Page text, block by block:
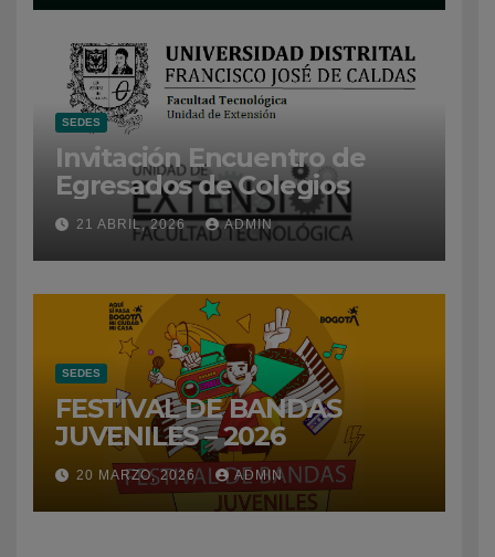
SEDES
Invitación Encuentro de
Egresados de Colegios
21 ABRIL, 2026 ADMIN
SEDES
FESTIVAL DE BANDAS
JUVENILES – 2026
20 MARZO, 2026 ADMIN